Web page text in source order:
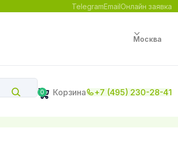
TelegramEmailОнлайн заявка
Москва
0 Корзина +7 (495) 230-28-41